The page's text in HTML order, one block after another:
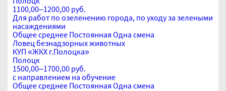
1100,00–1200,00 руб.
Для работ по озеленению города, по уходу за зелеными
насаждениями
Общее среднее Постоянная Одна смена
Ловец безнадзорных животных
КУП «ЖКХ г.Полоцка»
Полоцк
1500,00–1700,00 руб.
с направлением на обучение
Общее среднее Постоянная Одна смена